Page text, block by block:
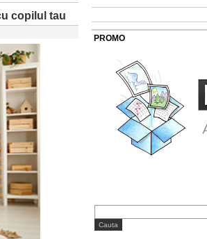
copilul tau
PROMO